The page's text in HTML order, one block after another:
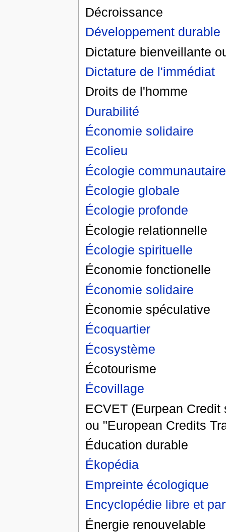
Décroissance
Développement durable
Dictature bienveillante
Dictature de l'immédiat
Droits de l'homme
Durabilité
Économie solidaire
Ecolieu
Écologie communautaire
Écologie globale
Écologie profonde
Écologie relationnelle
Écologie spirituelle
Économie fonctionelle
Économie solidaire
Économie spéculative
Écoquartier
Écosystème
Écotourisme
Écovillage
ECVET (Eurpean
ou "European Credits
Éducation durable
Ékopédia
Empreinte écologique
Encyclopédie libre et
Énergie renouvelable